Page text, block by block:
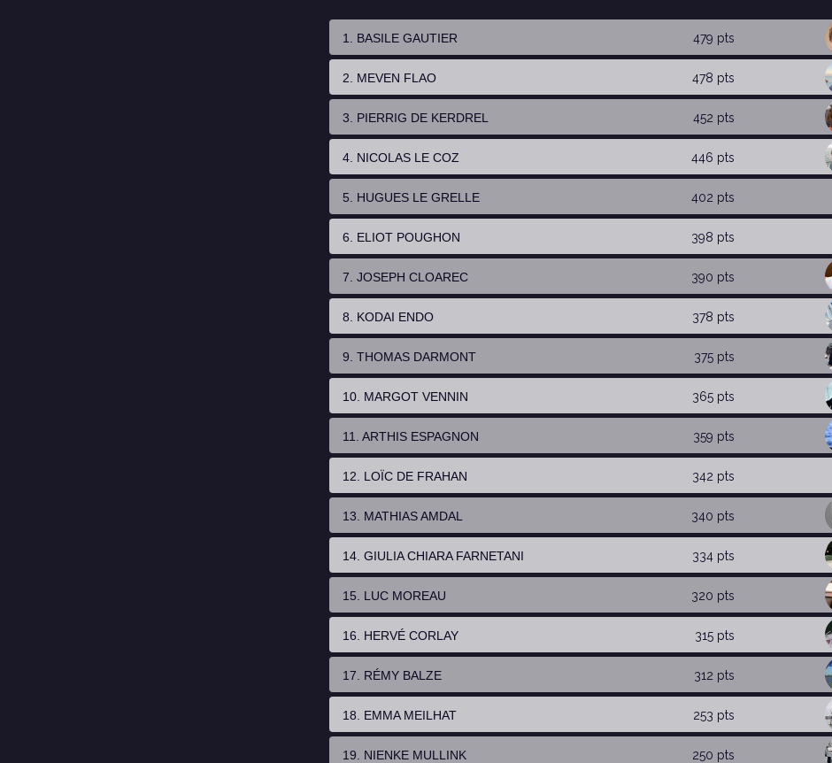
1. BASILE GAUTIER 479 pts
2. MEVEN FLAO 478 pts
3. PIERRIG DE KERDREL 452 pts
4. NICOLAS LE COZ 446 pts
5. HUGUES LE GRELLE 402 pts
6. ELIOT POUGHON 398 pts
7. JOSEPH CLOAREC 390 pts
8. KODAI ENDO 378 pts
9. THOMAS DARMONT 375 pts
10. MARGOT VENNIN 365 pts
11. ARTHIS ESPAGNON 359 pts
12. LOÏC DE FRAHAN 342 pts
13. MATHIAS AMDAL 340 pts
14. GIULIA CHIARA FARNETANI 334 pts
15. LUC MOREAU 320 pts
16. HERVÉ CORLAY 315 pts
17. RÉMY BALZE 312 pts
18. EMMA MEILHAT 253 pts
19. NIENKE MULLINK 250 pts